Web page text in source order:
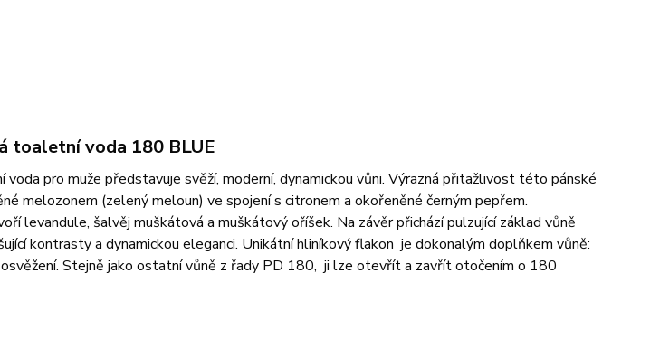
toaletní voda 180 BLUE
pro muže představuje svěží, moderní, dynamickou vůni. Výrazná přitažlivost této pánské
melozonem (zelený meloun) ve spojení s citronem a okořeněné černým pepřem.
levandule, šalvěj muškátová a muškátový oříšek. Na závěr přichází pulzující základ vůně
kontrasty a dynamickou eleganci. Unikátní hliníkový flakon je dokonalým doplňkem vůně:
Stejně jako ostatní vůně z řady PD 180, ji lze otevřít a zavřít otočením o 180